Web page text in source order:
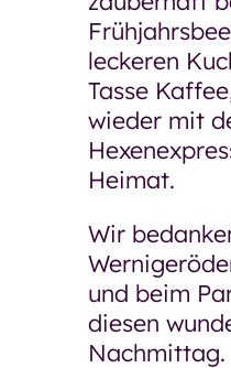
leckeren
Tasse
wieder mit
Heimat.
Wir
und beim
diesen
Nachmittag.